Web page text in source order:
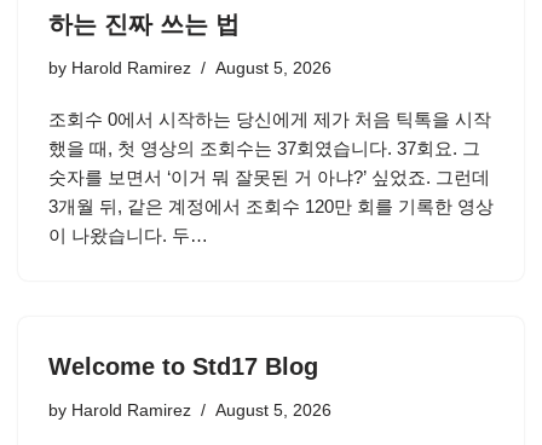
하는 진짜 쓰는 법
by Harold Ramirez August 5, 2026
조회수 0에서 시작하는 당신에게 제가 처음 틱톡을 시작
했을 때, 첫 영상의 조회수는 37회였습니다. 37회요. 그
숫자를 보면서 ‘이거 뭐 잘못된 거 아냐?’ 싶었죠. 그런데
3개월 뒤, 같은 계정에서 조회수 120만 회를 기록한 영상
이 나왔습니다. 두…
Welcome to Std17 Blog
by Harold Ramirez August 5, 2026